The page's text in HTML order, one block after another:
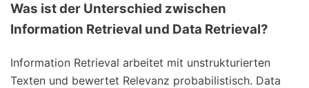
Was ist der Unterschied zwischen
Information Retrieval und Data Retrieval?
Information Retrieval arbeitet mit unstrukturierten
Texten und bewertet Relevanz probabilistisch. Data